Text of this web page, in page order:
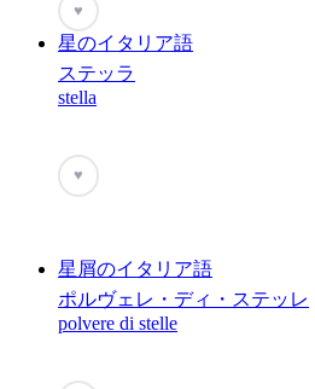
♥
星のイタリア語
ステッラ
stella
♥
星屑のイタリア語
ポルヴェレ・ディ・ステッレ
polvere di stelle